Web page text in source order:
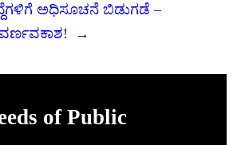
ಅಧಿಸೂಚನೆ ಬಿಡುಗಡೆ –
→
of Public